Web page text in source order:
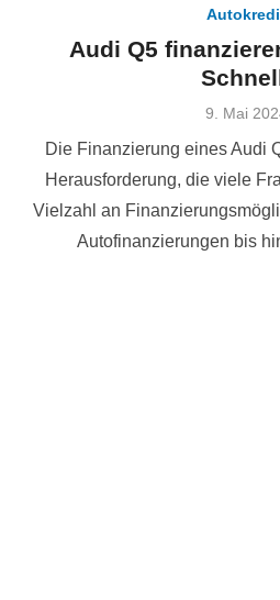
Audi Q5
9. Mai
Die Finanzierung eines Audi
Herausforderung, die viele
Vielzahl an
Autofinanzierungen bis